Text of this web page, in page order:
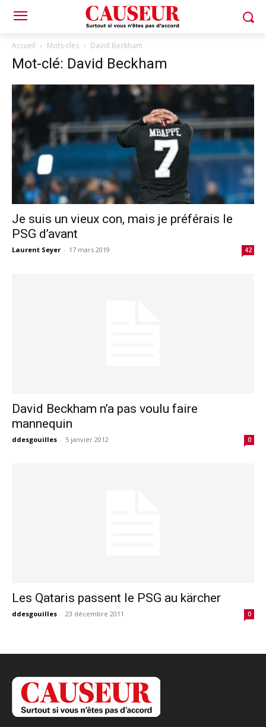
Accueil Mots-clés David Beckham
Mot-clé: David Beckham
Je suis un vieux con, mais je préférais le
PSG d’avant
Laurent Seyer - 17 mars 2019 42
David Beckham n’a pas voulu faire
mannequin
ddesgouilles - 5 janvier 2012 0
Les Qataris passent le PSG au kärcher
ddesgouilles - 23 décembre 2011 0